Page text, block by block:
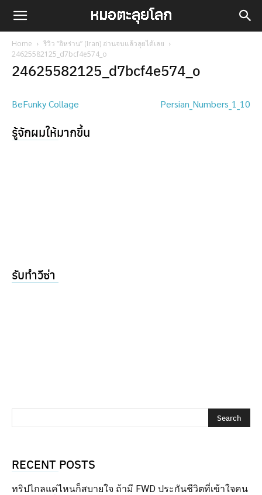
Home
รีวิว “อิหร่าน” (Iran) อ่านจบแล้วลุยได้เลย
24625582125_d7bcf4e574_o
24625582125_d7bcf4e574_o
BeFunky Collage Persian_Numbers_1_10
รู้จักผมให้มากขึ้น
รับทำวีซ่า
RECENT POSTS
ทริปไกลแค่ไหนก็สบายใจ ถ้ามี FWD ประกันชีวิตที่เข้าใจคน